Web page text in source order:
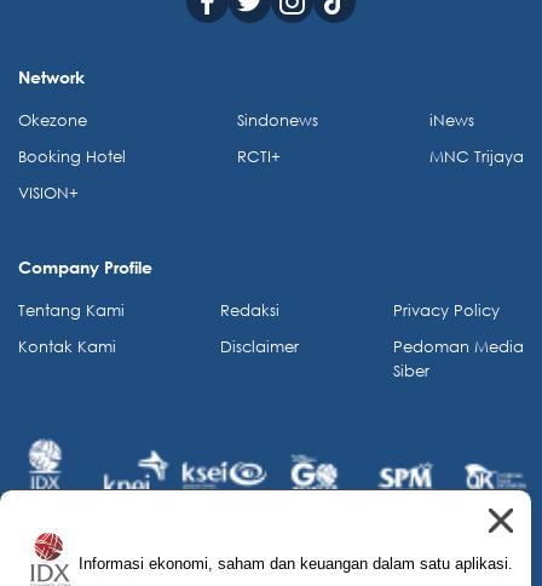
Informasi ekonomi, saham dan keuangan dalam satu aplikasi.
Network
Okezone
Booking Hotel
VISION+
Sindonews
RCTI+
iNews
MNC Trijaya
Company Profile
Tentang Kami
Kontak Kami
Redaksi
Disclaimer
Privacy Policy
Pedoman Media
Siber
© 2026 IDX Channel. All Rights Reserved.